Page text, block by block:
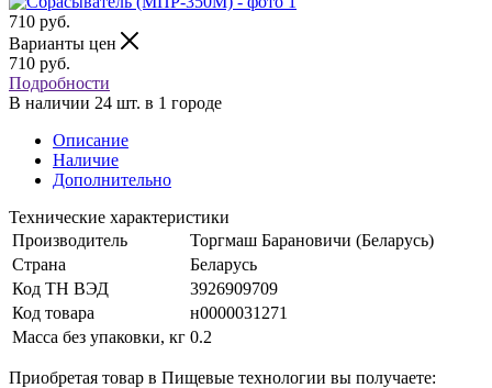
710 руб.
Варианты цен
710 руб.
Подробности
В наличии 24 шт. в 1 городе
Описание
Наличие
Дополнительно
Технические характеристики
Производитель
Торгмаш Барановичи (Беларусь)
Страна
Беларусь
Код ТН ВЭД
3926909709
Код товара
н0000031271
Масса без упаковки, кг 0.2
Приобретая товар в Пищевые технологии вы получаете: